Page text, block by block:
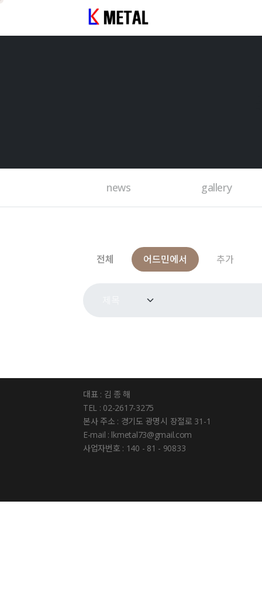
news gallery
전체 어드민에서 추가
대표 : 김 종 해
TEL : 02-2617-3275
본사 주소 : 경기도 광명시 장절로 31-1
E-mail : lkmetal73@gmail.com
사업자번호 : 140 - 81 - 90833